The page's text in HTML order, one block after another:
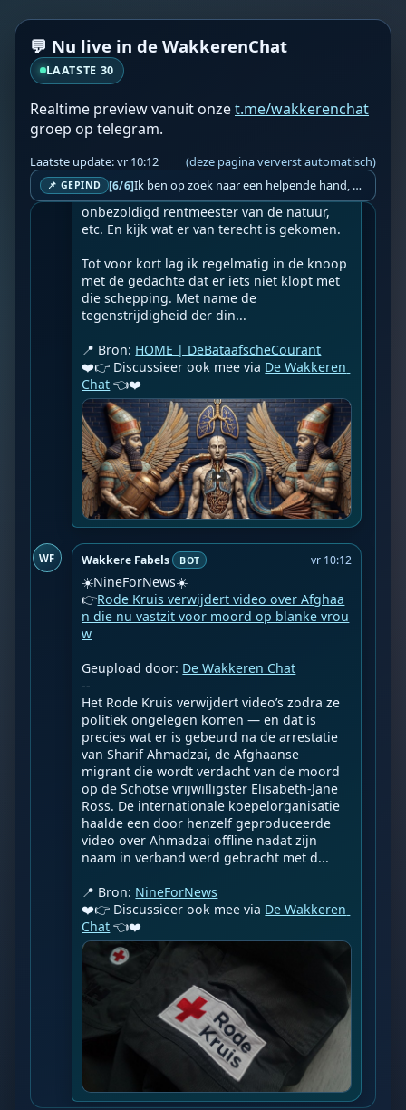
💬 Nu live in de WakkerenChat
LAATSTE 30
Realtime preview vanuit onzet.me/wakkerenchat
groep op telegram.
Laatste update: vr 10:12 (deze pagina ververst automatisch)
📌 GEPIND [6/6] Ik ben op zoek naar een helpende hand, een menselijk oog, een admin die helpt met controleren of de chat wel correct word gemodereerd word door NoMoSpam. 98% gaat automatisch goed, toch ik dit nooit helemaal loslaten en moet er altijd een mens mee blijven opletten bij elke beslissing die gemaakt word. Waar bestaan de werkzaamheden uit? Mee kijken in admin log kanaal naar alle drugs/porno/scams die voorbij komen en in het geval van een randgevalletje, ingrijpen en b.v. een verwijderd maar wel toegestaan bericht terug plaatsen met een druk op de knop. tsja zo banaal en simpel is het gesteld.. Word je hier blij van? Nee. Strookt het je ego? Nee. Word je er beter van? Nee. Kost het veel tijd? Totaal niet, consistentie en regelmaat is belangrijker dan 'er even voor kunnen gaan zitten'.. het werk is in een paar seconden gepiept.. je checkt puur of AI de juiste beslissing heeft gemaakt.. …
👉Succes en verroest maar
Geupload door: De Wakkeren Chat
--
Schepper van alles maar een vreemde
vogel moet zijn geweest. Volgens de
meeste geschriften zou de mens de kers op
de taart van zijn schepping zijn, normaal
gesproken ben je daar dan zuinig op.
Bovendien werden we aangesteld als
onbezoldigd rentmeester van de natuur,
etc. En kijk wat er van terecht is gekomen.
Tot voor kort lag ik regelmatig in de knoop
met de gedachte dat er iets niet klopt met
die schepping. Met name de
tegenstrijdigheid der din...
📍 Bron: HOME | DeBataafscheCourant
❤️👉 Discussieer ook mee via De Wakkeren
Chat 👈❤️
WF Wakkere Fabels BOT vr 10:12
☀️NineForNews☀️
👉Rode Kruis verwijdert video over Afghaa
n die nu vastzit voor moord op blanke vrou
w
Geupload door: De Wakkeren Chat
--
Het Rode Kruis verwijdert video’s zodra ze
politiek ongelegen komen — en dat is
precies wat er is gebeurd na de arrestatie
van Sharif Ahmadzai, de Afghaanse
migrant die wordt verdacht van de moord
op de Schotse vrijwilligster Elisabeth-Jane
Ross. De internationale koepelorganisatie
haalde een door henzelf geproduceerde
video over Ahmadzai offline nadat zijn
naam in verband werd gebracht met d...
📍 Bron: NineForNews
❤️👉 Discussieer ook mee via De Wakkeren
Chat 👈❤️